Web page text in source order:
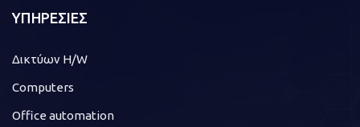
ΥΠΗΡΕΣΙΕΣ
Δικτύων H/W
Computers
Office automation